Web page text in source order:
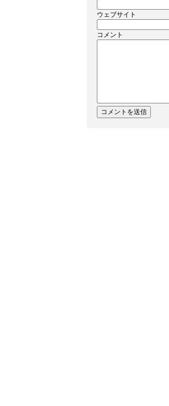
ウェブサイト
コメント